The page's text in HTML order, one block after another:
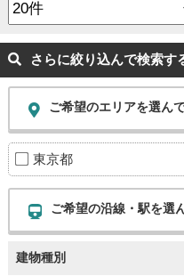
さらに絞り込んで検索す
ご希望のエリアを選ん
東京都
ご希望の沿線・駅を選
建物種別